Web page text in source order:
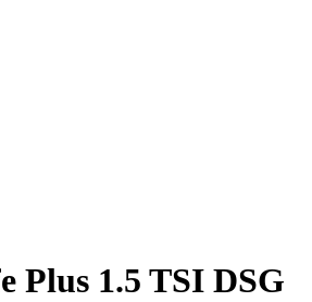
Plus 1.5 TSI DSG